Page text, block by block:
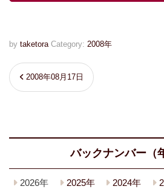
by taketora Category: 2008年
2008年08月17日
バックナンバー（
2026年 2025年 2024年